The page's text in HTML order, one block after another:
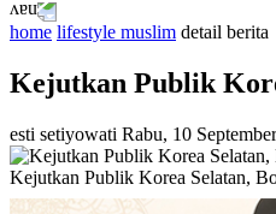
home lifestyle muslim detail berita
Kejutkan Publik
esti setiyowati Rabu, 10
Kejutkan Publik Korea Selatan,